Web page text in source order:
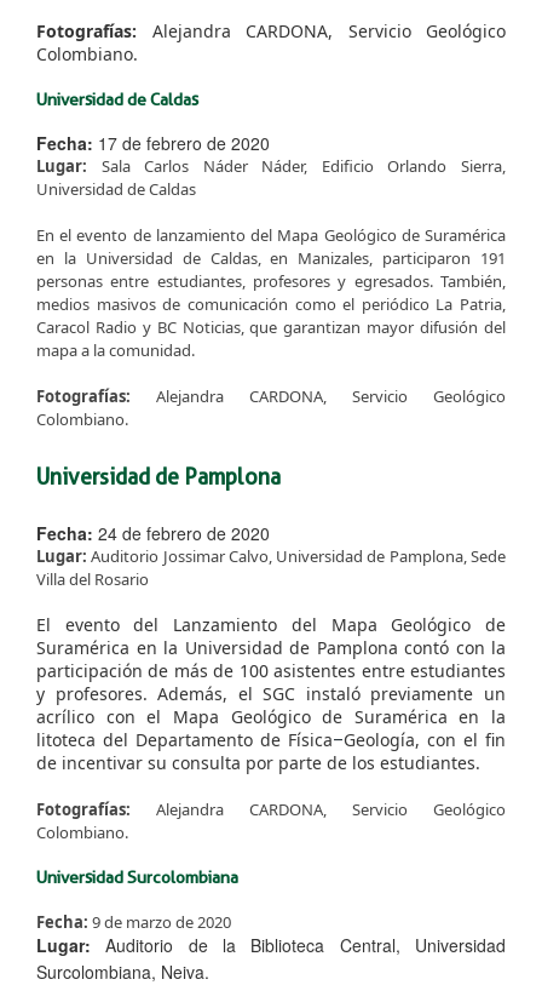
Fotografías: Alejandra CARDONA, Servicio Geológico
Colombiano. ​
​Universidad de Caldas
Fecha: 17 de febrero de 2020
Lugar: Sala Carlos Náder Náder, Edificio Orlando Sierra,
Universidad de Caldas
En el evento de lanzamiento del Mapa Geológico de Suramérica
en la Universidad de Caldas, en Manizales, participaron 191
personas entre estudiantes, profesores y egresados. También,
medios masivos de comunicación como el periódico La Patria,
Caracol Radio y BC Noticias, que garantizan mayor difusión del
mapa a la comunidad.
Fotografías: Alejandra CARDONA, Servicio Geológico
Colombiano.
Universidad de Pamplona
Fecha: 24 de febrero de 2020
Lugar:Auditorio Jossimar Calvo, Universidad de Pamplona, Sede
Villa del Rosario
El evento del Lanzamiento del Mapa Geológico de
Suramérica en la Universidad de Pamplona contó con la
participación de más de 100 asistentes entre estudiantes
y profesores. Además, el SGC instaló previamente un
acrílico con el Mapa Geológico de Suramérica en la
litoteca del Departamento de Física–​Geología, con el fin
de incentivar su consulta por parte de los estudiantes.
Fotografías: Alejandra CARDONA, Servicio Geológico
Colombiano.
Universidad Surcolombiana
Fecha: 9 de marzo de 2020
Lugar: Auditorio de la Biblioteca Central, Universidad
Surcolombiana, Neiva.